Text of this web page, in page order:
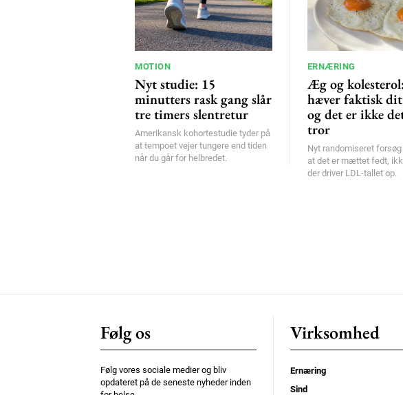
MOTION
Nyt studie: 15
minutters rask gang slår
tre timers slentretur
Amerikansk kohortestudie tyder på
at tempoet vejer tungere end tiden
når du går for helbredet.
ERNÆRING
Æg og
hæver faktisk
og det er ikke
tror
Nyt randomiseret forsøg
at det er mættet fedt,
der driver LDL-tallet op.
Følg os
Følg vores sociale medier og bliv
opdateret på de seneste nyheder inden
Virksomhed
Ernæring
Sind